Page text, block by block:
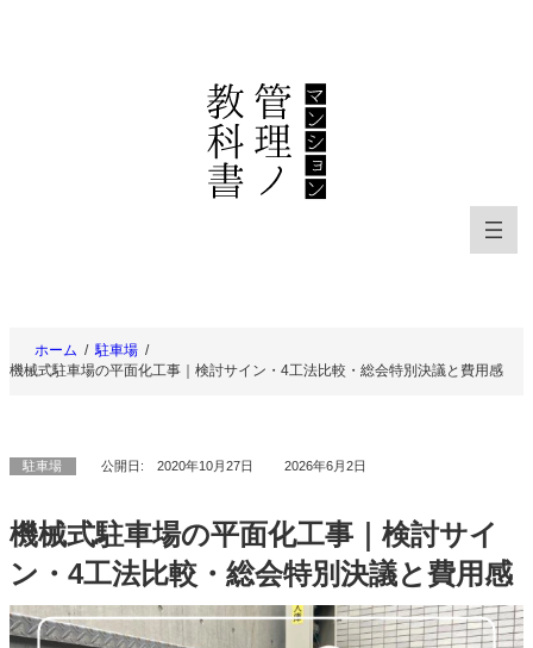
ホーム
駐車場
機械式駐車場の平面化工事｜検討サイン・4工法比較・総会特別決議と費用感
駐車場 公開日: 2020年10月27日 2026年6月2日
機械式駐車場の平面化工事｜検討サイ
ン・4工法比較・総会特別決議と費用感